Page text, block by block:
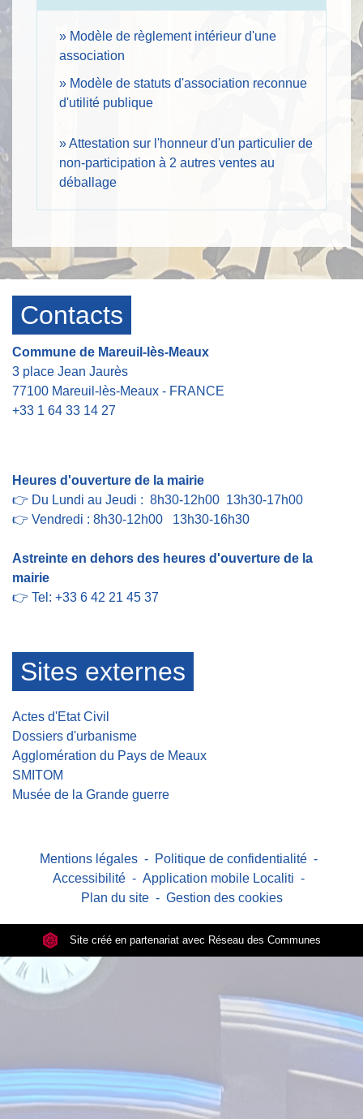
Modèle de règlement intérieur d'une
association
Modèle de statuts d'association reconnue
d'utilité publique
Attestation sur l'honneur d'un particulier de
non-participation à 2 autres ventes au
déballage
Contacts
Commune de Mareuil-lès-Meaux
3 place Jean Jaurès
77100 Mareuil-lès-Meaux - FRANCE
+33 1 64 33 14 27
Heures d'ouverture de la mairie
👉 Du Lundi au Jeudi : 8h30-12h00 13h30-17h00
👉 Vendredi : 8h30-12h00 13h30-16h30
Astreinte en dehors des heures d'ouverture de la
mairie
👉 Tel: +33 6 42 21 45 37
Sites externes
Actes d'Etat Civil
Dossiers d'urbanisme
Agglomération du Pays de Meaux
SMITOM
Musée de la Grande guerre
Mentions légales - Politique de confidentialité -
Accessibilité - Application mobile Localiti -
Plan du site - Gestion des cookies
Site créé en partenariat avec Réseau des Communes